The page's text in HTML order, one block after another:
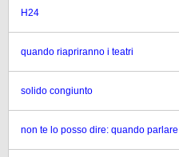
H24
quando riapriranno i teatri
solido congiunto
non te lo posso dire: quando